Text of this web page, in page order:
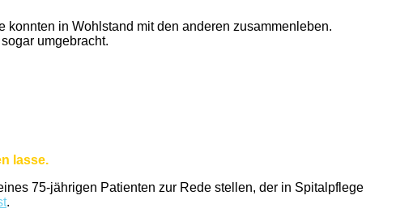
in Wohlstand mit den anderen zusammenleben.
umgebracht.
lasse.
75-jährigen Patienten zur Rede stellen, der in Spitalpflege
.